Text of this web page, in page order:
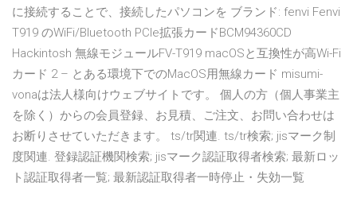
に接続することで、接続したパソコンを ブランド: fenvi Fenvi
T919 のWiFi/Bluetooth PCIe拡張カードBCM94360CD
Hackintosh 無線モジュールFV-T919 macOSと互換性が高Wi-Fi
カード 2 – とある環境下でのMacOS用無線カード misumi-
vonaは法人様向けウェブサイトです。 個人の方（個人事業主
を除く）からの会員登録、お見積、ご注文、お問い合わせは
お断りさせていただきます。 ts/tr関連. ts/tr検索; jisマーク制
度関連. 登録認証機関検索; jisマーク認証取得者検索; 最新ロッ
ト認証取得者一覧; 最新認証取得者一時停止・失効一覧